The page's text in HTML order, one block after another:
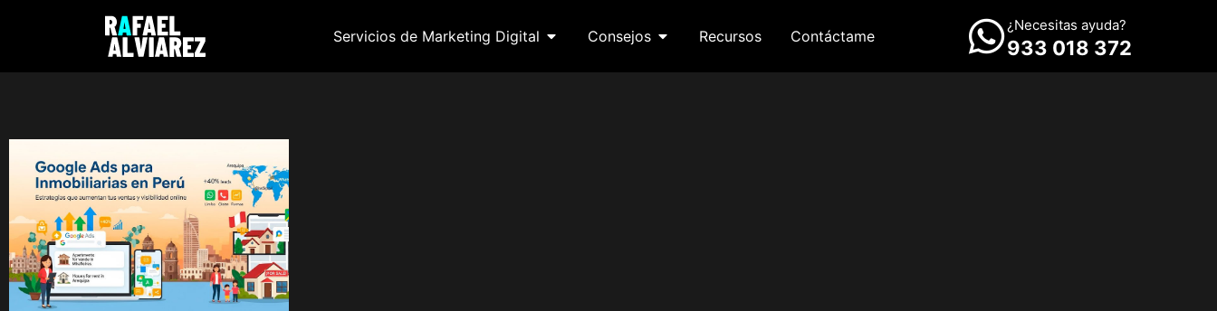
Servicios de Marketing Digital Consejos Recursos Contáctame
¿Necesitas ayuda?
933 018 372